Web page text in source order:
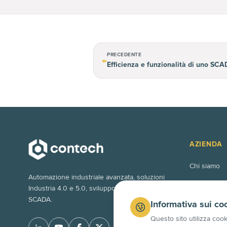
←
PRECEDENTE
Efficienza e funzionalità di uno
Automazione industriale avanzata, soluzioni
Industria 4.0 e 5.0, sviluppo software PLC e
SCADA.
AZIENDA
Chi siamo
Lavora con
Contatti
Informativa sui
Questo sito utilizza